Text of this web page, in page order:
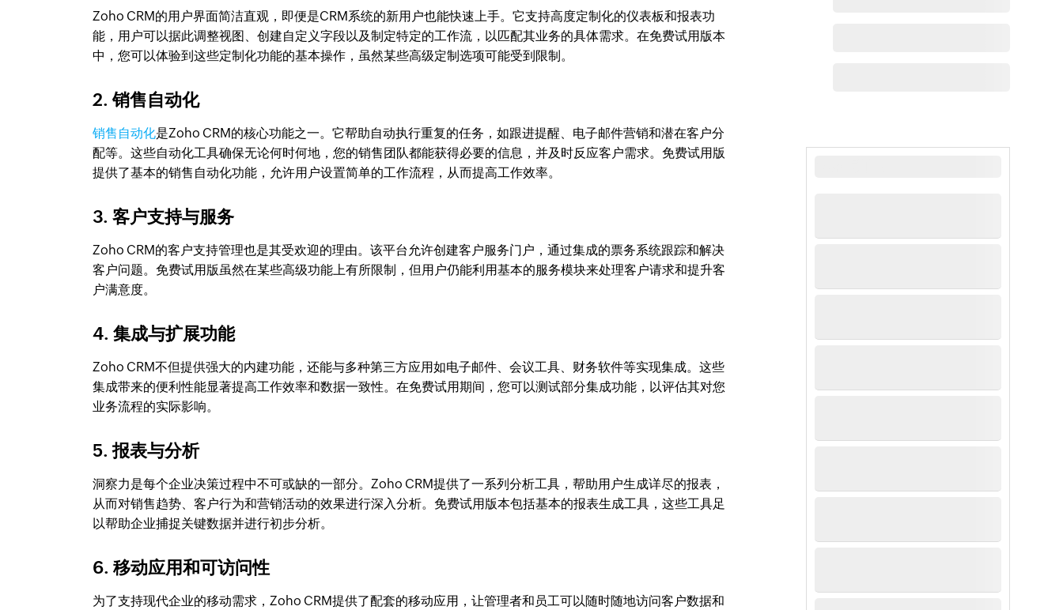
Zoho CRM的用户界面简洁直观，即便是CRM系统的新用户也能快速上手。它支持高度定制化的仪表板和报表功
能，用户可以据此调整视图、创建自定义字段以及制定特定的工作流，以匹配其业务的具体需求。在免费试用版本
中，您可以体验到这些定制化功能的基本操作，虽然某些高级定制选项可能受到限制。
2. 销售自动化
销售自动化是Zoho CRM的核心功能之一。它帮助自动执行重复的任务，如跟进提醒、电子邮件营销和潜在客户分
配等。这些自动化工具确保无论何时何地，您的销售团队都能获得必要的信息，并及时反应客户需求。免费试用版
提供了基本的销售自动化功能，允许用户设置简单的工作流程，从而提高工作效率。
3. 客户支持与服务
Zoho CRM的客户支持管理也是其受欢迎的理由。该平台允许创建客户服务门户，通过集成的票务系统跟踪和解决
客户问题。免费试用版虽然在某些高级功能上有所限制，但用户仍能利用基本的服务模块来处理客户请求和提升客
户满意度。
4. 集成与扩展功能
Zoho CRM不但提供强大的内建功能，还能与多种第三方应用如电子邮件、会议工具、财务软件等实现集成。这些
集成带来的便利性能显著提高工作效率和数据一致性。在免费试用期间，您可以测试部分集成功能，以评估其对您
业务流程的实际影响。
5. 报表与分析
洞察力是每个企业决策过程中不可或缺的一部分。Zoho CRM提供了一系列分析工具，帮助用户生成详尽的报表，
从而对销售趋势、客户行为和营销活动的效果进行深入分析。免费试用版本包括基本的报表生成工具，这些工具足
以帮助企业捕捉关键数据并进行初步分析。
6. 移动应用和可访问性
为了支持现代企业的移动需求，Zoho CRM提供了配套的移动应用，让管理者和员工可以随时随地访问客户数据和